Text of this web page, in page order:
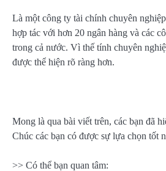
Là một công ty tài chính chuyên
hợp tác với hơn 20 ngân hàng và các
trong cả nước. Vì thế tính chuyên
được thể hiện rõ ràng hơn.
Mong là qua bài viết trên, các bạn đã
Chúc các bạn có được sự lựa chọn tốt
>> Có thể bạn quan tâm: